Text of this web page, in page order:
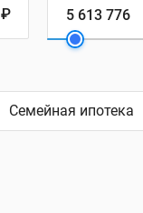
₽
Семейная ипотека